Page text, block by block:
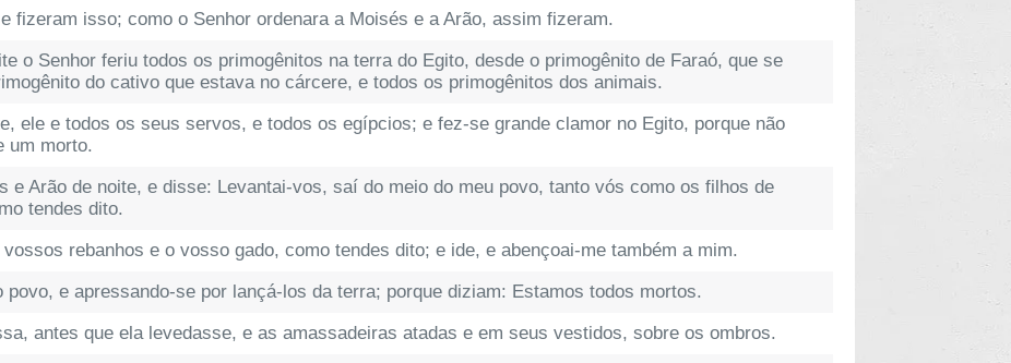
fizeram isso; como o Senhor ordenara a Moisés e a Arão, assim fizeram.
o Senhor feriu todos os primogênitos na terra do Egito, desde o primogênito de Faraó, que se
do cativo que estava no cárcere, e todos os primogênitos dos animais.
ele e todos os seus servos, e todos os egípcios; e fez-se grande clamor no Egito, porque não
um morto.
e Arão de noite, e disse: Levantai-vos, saí do meio do meu povo, tanto vós como os filhos de
tendes dito.
rebanhos e o vosso gado, como tendes dito; e ide, e abençoai-me também a mim.
povo, e apressando-se por lançá-los da terra; porque diziam: Estamos todos mortos.
antes que ela levedasse, e as amassadeiras atadas e em seus vestidos, sobre os ombros.